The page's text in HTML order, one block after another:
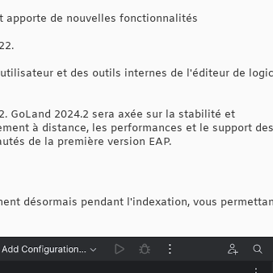
apporte de nouvelles fonctionnalités
et des outils internes de l'éditeur de
GoLand 2024.2 sera axée sur la stabilité et
à distance, les performances et le support des
de la première version EAP.
désormais pendant l'indexation, vous